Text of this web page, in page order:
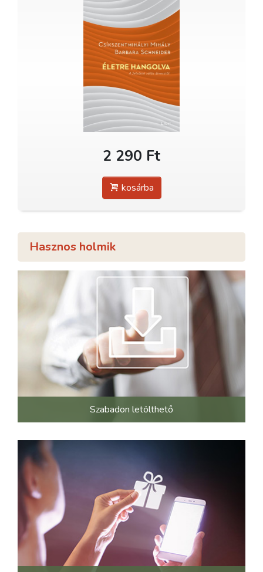
2 290 Ft
kosárba
Hasznos holmik
Szabadon letölthető